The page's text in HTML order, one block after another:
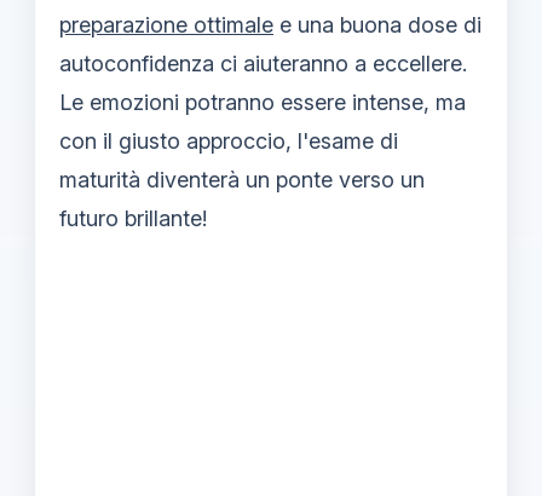
preparazione ottimale e una buona dose di
autoconfidenza ci aiuteranno a eccellere.
Le emozioni potranno essere intense, ma
con il giusto approccio, l'esame di
maturità diventerà un ponte verso un
futuro brillante!